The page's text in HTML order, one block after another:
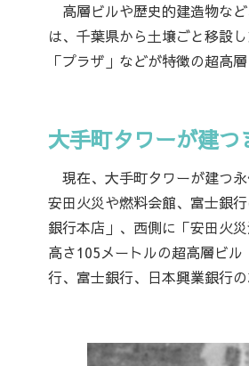
高層ビルや歴史的建造物な
は、千葉県から土壌ごと移設
「プラザ」などが特徴の超高
大手町タワーが建つ
現在、大手町タワーが建つ永
安田火災や燃料会館、富士銀
銀行本店」、西側に「安田火
高さ105メートルの超高層ビ
行、富士銀行、日本興業銀行